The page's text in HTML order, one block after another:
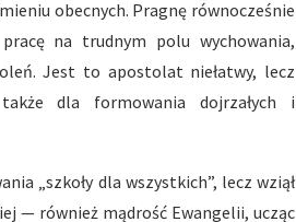
obecnych. Pragnę równocześnie
na trudnym polu wychowania,
Jest to apostolat niełatwy, lecz
dla formowania dojrzałych i
„szkoły dla wszystkich”, lecz wziął
— również mądrość Ewangelii, ucząc